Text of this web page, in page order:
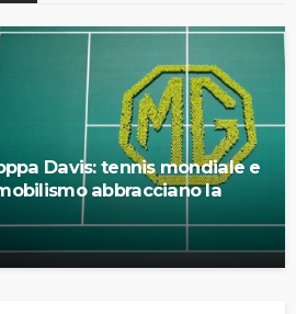
Davis: tennis mondiale e
abbracciano la